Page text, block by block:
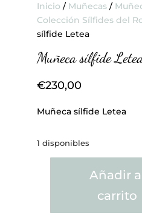
Inicio / Muñecas/
Colección Sílfides del
sílfide Letea
Muñeca sílfide
€230,00
Muñeca sílfide Letea
1 disponibles
Añadir
carrito